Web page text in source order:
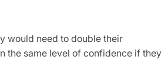
would need to double their
the same level of confidence if they